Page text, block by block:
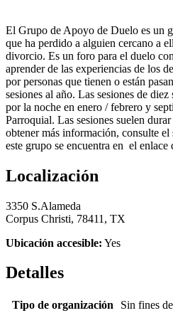
El Grupo de Apoyo de Duelo es un
que ha perdido a alguien cercano a
divorcio. Es un foro para el duelo
aprender de las experiencias de los
por personas que tienen o están
sesiones al año. Las sesiones de
por la noche en enero / febrero y
Parroquial. Las sesiones suelen
obtener más información, consulte
este grupo se encuentra en el enlace
Localización
3350 S.Alameda
Corpus Christi, 78411, TX
Ubicación accesible: Yes
Detalles
Tipo de organización Sin fines